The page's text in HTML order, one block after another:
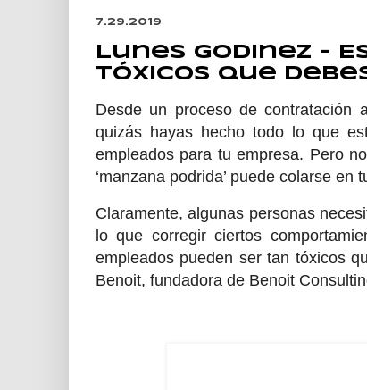
7.29.2019
Lunes Godinez -
tóxicos que
Desde un proceso de contratación
quizás hayas hecho todo lo que
empleados para tu empresa. Pero
‘manzana podrida’ puede colarse en
Claramente, algunas personas
lo que corregir ciertos
empleados pueden ser tan tóxicos
Benoit, fundadora de Benoit